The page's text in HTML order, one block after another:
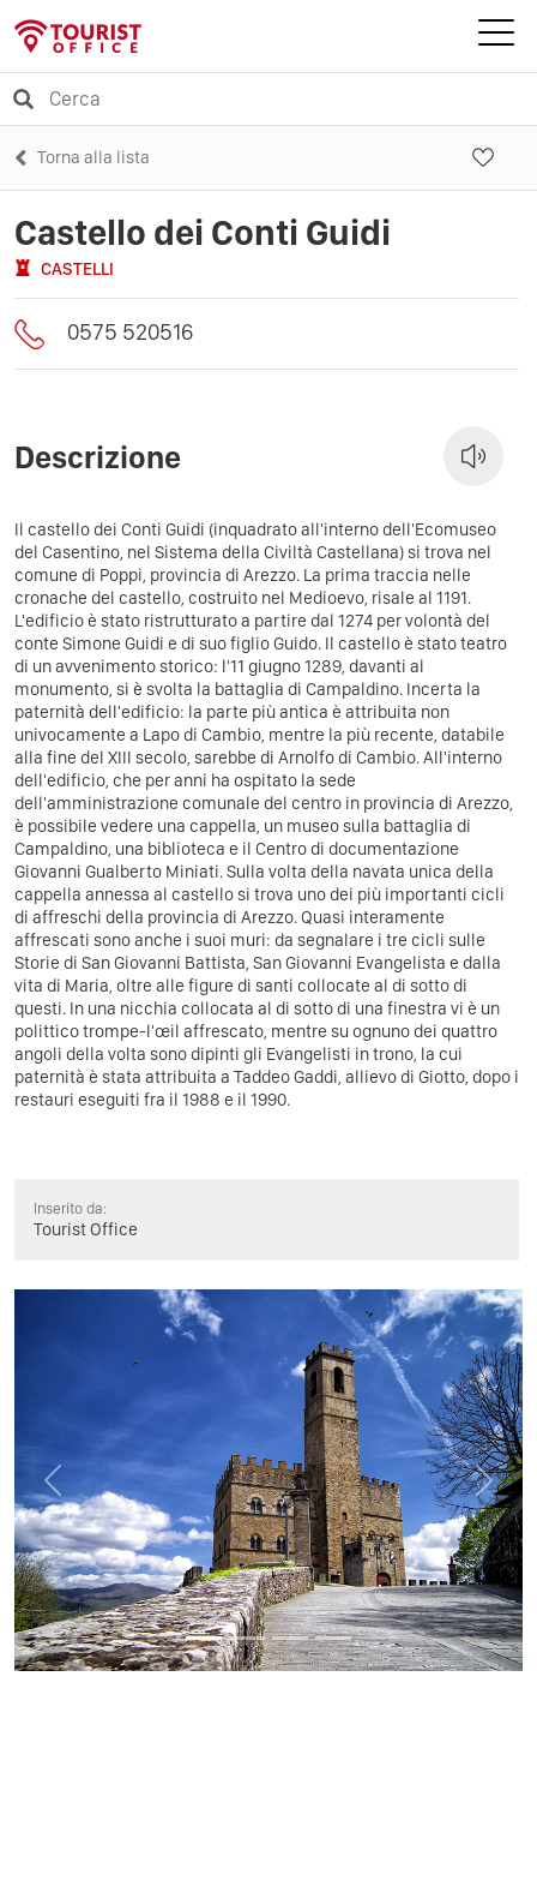
Torna alla lista
Castello dei Conti Guidi
CASTELLI
0575 520516
Descrizione
Il castello dei Conti Guidi (inquadrato all'interno dell'Ecomuseo
del Casentino, nel Sistema della Civiltà Castellana) si trova nel
comune di Poppi, provincia di Arezzo. La prima traccia nelle
cronache del castello, costruito nel Medioevo, risale al 1191.
L'edificio è stato ristrutturato a partire dal 1274 per volontà del
conte Simone Guidi e di suo figlio Guido. Il castello è stato teatro
di un avvenimento storico: l'11 giugno 1289, davanti al
monumento, si è svolta la battaglia di Campaldino. Incerta la
paternità dell'edificio: la parte più antica è attribuita non
univocamente a Lapo di Cambio, mentre la più recente, databile
alla fine del XIII secolo, sarebbe di Arnolfo di Cambio.All'interno
dell'edificio, che per anni ha ospitato la sede
dell'amministrazione comunale del centro in provincia di Arezzo,
è possibile vedere una cappella, un museo sulla battaglia di
Campaldino, una biblioteca e il Centro di documentazione
Giovanni Gualberto Miniati.Sulla volta della navata unica della
cappella annessa al castello si trova uno dei più importanti cicli
di affreschi della provincia di Arezzo. Quasi interamente
affrescati sono anche i suoi muri: da segnalare i tre cicli sulle
Storie di San Giovanni Battista, San Giovanni Evangelista e dalla
vita di Maria, oltre alle figure di santi collocate al di sotto di
questi. In una nicchia collocata al di sotto di una finestra vi è un
polittico trompe-l'œil affrescato, mentre su ognuno dei quattro
angoli della volta sono dipinti gli Evangelisti in trono, la cui
paternità è stata attribuita a Taddeo Gaddi, allievo di Giotto, dopo i
restauri eseguiti fra il 1988 e il 1990.
Inserito da:
Tourist Office
Previous Next